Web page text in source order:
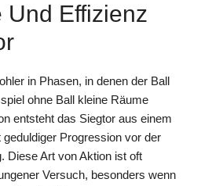
Und Effizienz
in Phasen, in denen der Ball
ohne Ball kleine Räume
entsteht das Siegtor aus einem
geduldiger Progression vor der
Diese Art von Aktion ist oft
Versuch, besonders wenn